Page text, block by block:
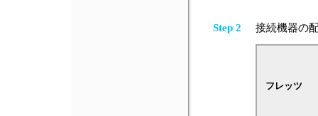
Step 2 接続機器の
フレッツ